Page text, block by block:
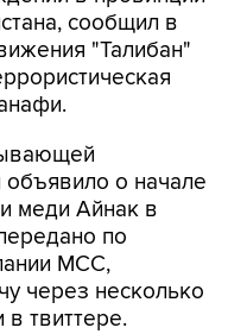
сообщил в
"Талибан"
о начале
меди Айнак в
по
MCC,
через несколько
твиттере.